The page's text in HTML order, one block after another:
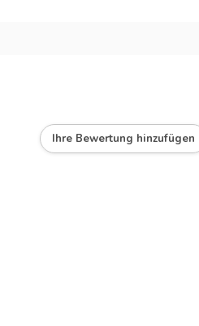
Ihre Bewertung hinzufügen